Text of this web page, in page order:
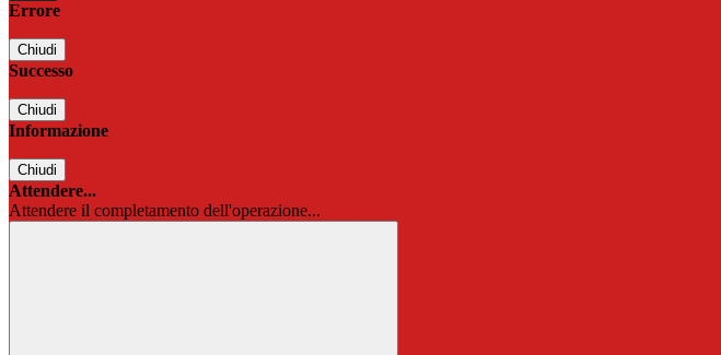
Errore
Chiudi
Successo
Chiudi
Informazione
Chiudi
Attendere...
Attendere il completamento dell'operazione...